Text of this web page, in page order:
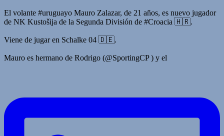
El volante #uruguayo Mauro Zalazar, de 21 años, es nuevo jugador
de NK Kustošija de la Segunda División de #Croacia 🇭🇷.
Viene de jugar en Schalke 04 🇩🇪.
Mauro es hermano de Rodrigo (@SportingCP ) y el